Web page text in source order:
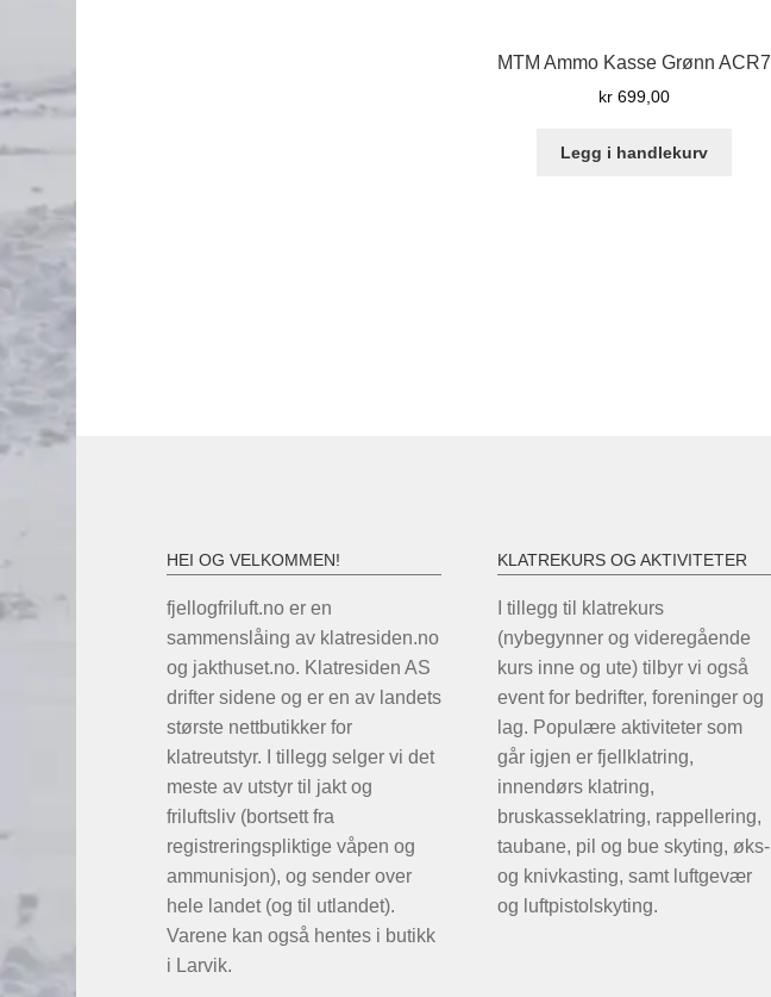
MTM Ammo Kasse Grønn ACR7
kr 699,00
Legg i handlekurv
HEI OG VELKOMMEN!
fjellogfriluft.no er en
sammenslåing av klatresiden.no
og jakthuset.no. Klatresiden AS
drifter sidene og er en av landets
største nettbutikker for
klatreutstyr. I tillegg selger vi det
meste av utstyr til jakt og
friluftsliv (bortsett fra
registreringspliktige våpen og
ammunisjon), og sender over
hele landet (og til utlandet).
Varene kan også hentes i butikk
i Larvik.
KLATREKURS OG AKTIVITETER
I tillegg til klatrekurs
(nybegynner og videregående
kurs inne og ute) tilbyr vi også
event for bedrifter, foreninger og
lag. Populære aktiviteter som
går igjen er fjellklatring,
innendørs klatring,
bruskasseklatring, rappellering,
taubane, pil og bue skyting, øks-
og knivkasting, samt luftgevær
og luftpistolskyting.